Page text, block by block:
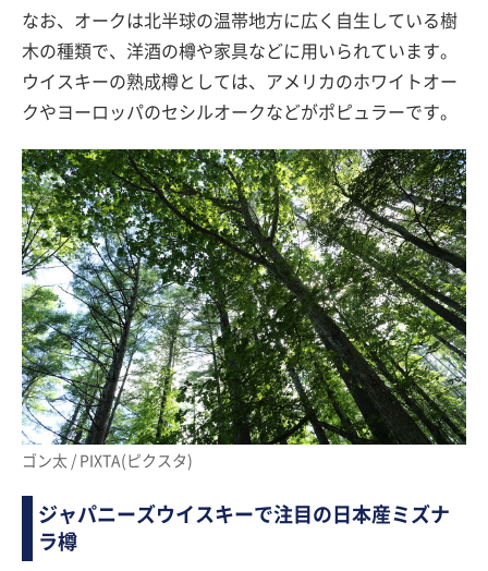
なお、オークは北半球の温帯地方に広く自生している樹
木の種類で、洋酒の樽や家具などに用いられています。
ウイスキーの熟成樽としては、アメリカのホワイトオー
クやヨーロッパのセシルオークなどがポピュラーです。
ゴン太 / PIXTA(ピクスタ)
ジャパニーズウイスキーで注目の日本産ミズナ
ラ樽